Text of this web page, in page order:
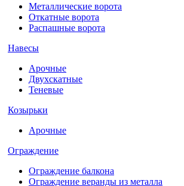
Металлические ворота
Откатные ворота
Распашные ворота
Навесы
Арочные
Двухскатные
Теневые
Козырьки
Арочные
Ограждение
Ограждение балкона
Ограждение веранды из металла